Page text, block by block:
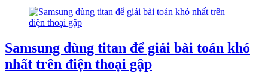
Samsung dùng titan để giải bài toán khó
nhất trên điện thoại gập